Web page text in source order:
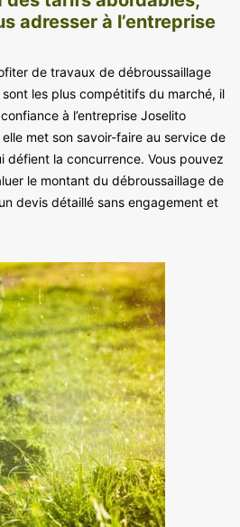
adresser à l’entreprise
de travaux de débroussaillage
les plus compétitifs du marché, il
à l’entreprise Joselito
met son savoir-faire au service de
défient la concurrence. Vous pouvez
le montant du débroussaillage de
devis détaillé sans engagement et